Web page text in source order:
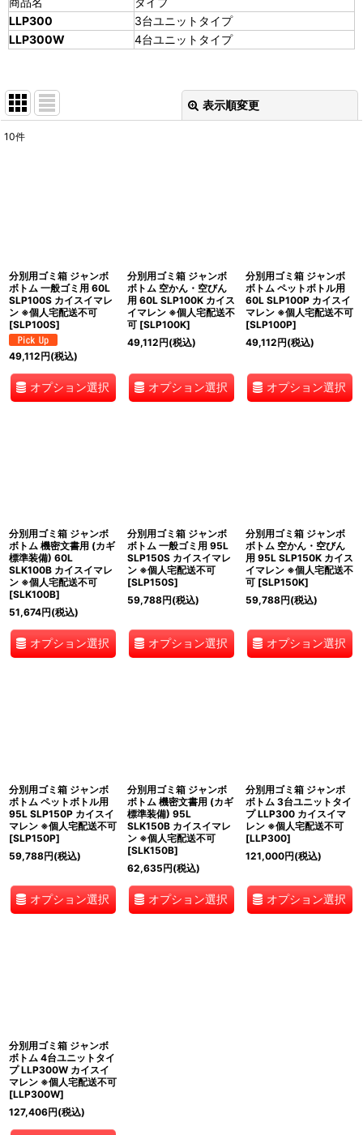
LLP300
3台ユニットタイプ
LLP300W
4台ユニットタイプ
表示順変更
10件
分別用ゴミ箱 ジャンボ
ボトム 一般ゴミ用 60L
SLP100S カイスイマレ
ン ※個人宅配送不可
[SLP100S]
49,112円(税込)
オプション選択
分別用ゴミ箱 ジャンボ
ボトム 空かん・空びん
用 60L SLP100K カイス
イマレン ※個人宅配送不
可 [SLP100K]
49,112円(税込)
オプション選択
分別用ゴミ箱 ジャンボ
ボトム ペットボトル用
60L SLP100P カイスイ
マレン ※個人宅配送不可
[SLP100P]
49,112円(税込)
オプション選択
分別用ゴミ箱 ジャンボ
ボトム 機密文書用 (カギ
標準装備) 60L
SLK100B カイスイマレ
ン ※個人宅配送不可
[SLK100B]
51,674円(税込)
オプション選択
分別用ゴミ箱 ジャンボ
ボトム 一般ゴミ用 95L
SLP150S カイスイマレ
ン ※個人宅配送不可
[SLP150S]
59,788円(税込)
オプション選択
分別用ゴミ箱 ジャンボ
ボトム 空かん・空びん
用 95L SLP150K カイス
イマレン ※個人宅配送不
可 [SLP150K]
59,788円(税込)
オプション選択
分別用ゴミ箱 ジャンボ
ボトム ペットボトル用
95L SLP150P カイスイ
マレン ※個人宅配送不可
[SLP150P]
59,788円(税込)
オプション選択
分別用ゴミ箱 ジャンボ
ボトム 機密文書用 (カギ
標準装備) 95L
SLK150B カイスイマレ
ン ※個人宅配送不可
[SLK150B]
62,635円(税込)
オプション選択
分別用ゴミ箱 ジャンボ
ボトム 3台ユニットタイ
プ LLP300 カイスイマ
レン ※個人宅配送不可
[LLP300]
121,000円(税込)
オプション選択
分別用ゴミ箱 ジャンボ
ボトム 4台ユニットタイ
プ LLP300W カイスイ
マレン ※個人宅配送不可
[LLP300W]
127,406円(税込)